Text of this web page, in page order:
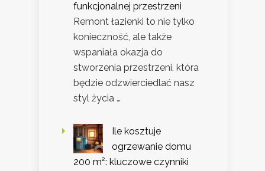
funkcjonalnej przestrzeni
Remont łazienki to nie tylko
konieczność, ale także
wspaniała okazja do
stworzenia przestrzeni, która
będzie odzwierciedlać nasz
styl życia …
Ile kosztuje
ogrzewanie domu
200 m²: kluczowe czynniki